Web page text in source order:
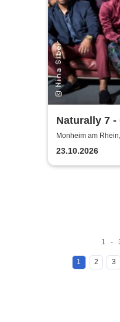
Naturally 7 -
Years of
Monheim am
23.10.2026
1 -
1 2 3